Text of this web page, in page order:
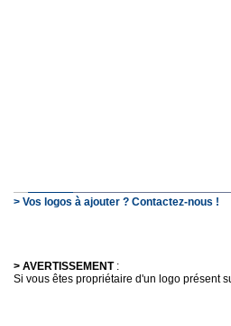
> Vos logos à ajouter ? Contactez-nous !
> AVERTISSEMENT:
Si vous êtes propriétaire d'un logo présent